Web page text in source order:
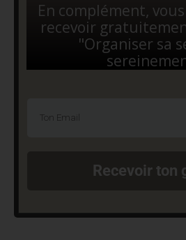
En complément,
recevoir
"Organiser sa
Recevoir ton